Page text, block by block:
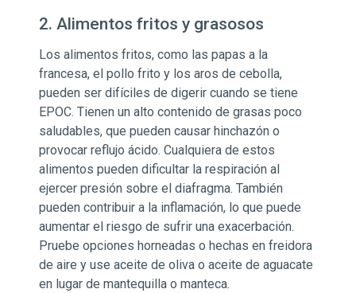
2. Alimentos fritos y grasosos
Los alimentos fritos, como las papas a la
francesa, el pollo frito y los aros de cebolla,
pueden ser difíciles de digerir cuando se tiene
EPOC. Tienen un alto contenido de grasas poco
saludables, que pueden causar hinchazón o
provocar reflujo ácido. Cualquiera de estos
alimentos pueden dificultar la respiración al
ejercer presión sobre el diafragma. También
pueden contribuir a la inflamación, lo que puede
aumentar el riesgo de sufrir una exacerbación.
Pruebe opciones horneadas o hechas en freidora
de aire y use aceite de oliva o aceite de aguacate
en lugar de mantequilla o manteca.